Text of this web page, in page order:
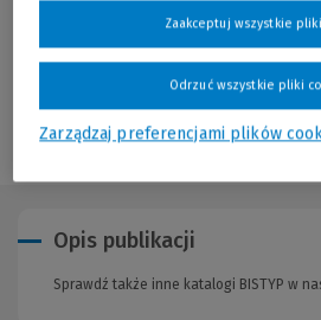
Opis publikacji
Sprawdź także inne katalogi BISTYP w
Zarządzaj preferencjami plików
Odrzuć wszystkie pliki
Zaakceptuj wszystkie